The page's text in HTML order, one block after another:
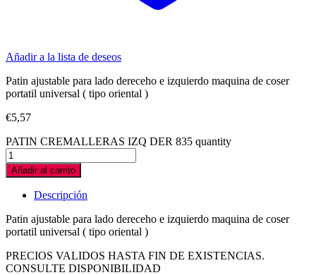
Añadir a la lista de deseos
Patin ajustable para lado dereceho e izquierdo maquina de coser
portatil universal ( tipo oriental )
€5,57
PATIN CREMALLERAS IZQ DER 835 quantity
Añadir al carrito
Descripción
Patin ajustable para lado dereceho e izquierdo maquina de coser
portatil universal ( tipo oriental )
PRECIOS VALIDOS HASTA FIN DE EXISTENCIAS.
CONSULTE DISPONIBILIDAD